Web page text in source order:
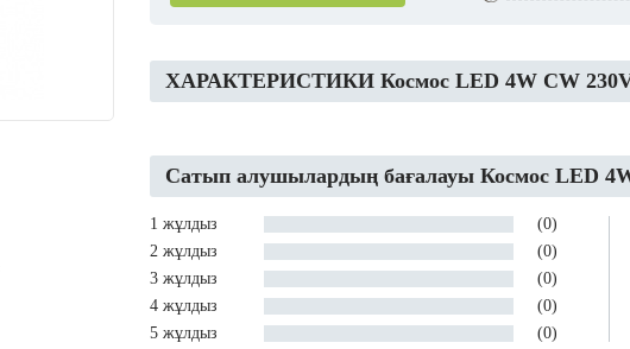
ХАРАКТЕРИСТИКИ Космос LED 4W CW 230V
Сатып алушылардың бағалауы Космос LED
1 жұлдыз
(0)
2 жұлдыз
(0)
3 жұлдыз
(0)
4 жұлдыз
(0)
5 жұлдыз
(0)